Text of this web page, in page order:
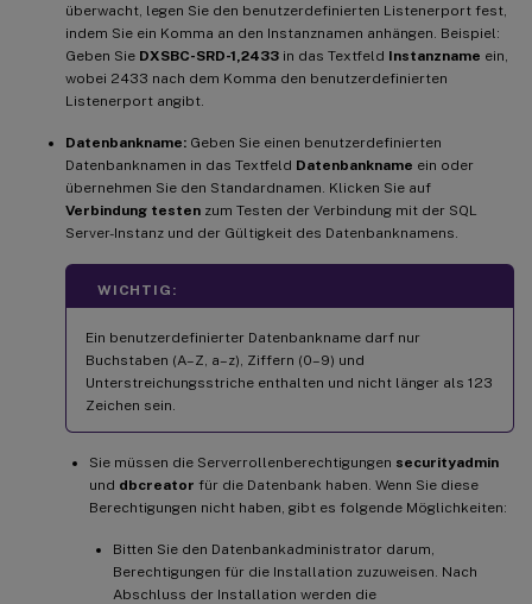
überwacht, legen Sie den benutzerdefinierten Listenerport fest,
indem Sie ein Komma an den Instanznamen anhängen. Beispiel:
Geben Sie DXSBC-SRD-1,2433 in das Textfeld Instanzname ein,
wobei 2433 nach dem Komma den benutzerdefinierten
Listenerport angibt.
Datenbankname: Geben Sie einen benutzerdefinierten
Datenbanknamen in das Textfeld Datenbankname ein oder
übernehmen Sie den Standardnamen. Klicken Sie auf
Verbindung testen zum Testen der Verbindung mit der SQL
Server-Instanz und der Gültigkeit des Datenbanknamens.
WICHTIG:
Ein benutzerdefinierter Datenbankname darf nur
Buchstaben (A–Z, a–z), Ziffern (0–9) und
Unterstreichungsstriche enthalten und nicht länger als 123
Zeichen sein.
Sie müssen die Serverrollenberechtigungen securityadmin
und dbcreator für die Datenbank haben. Wenn Sie diese
Berechtigungen nicht haben, gibt es folgende Möglichkeiten:
Bitten Sie den Datenbankadministrator darum,
Berechtigungen für die Installation zuzuweisen. Nach
Abschluss der Installation werden die